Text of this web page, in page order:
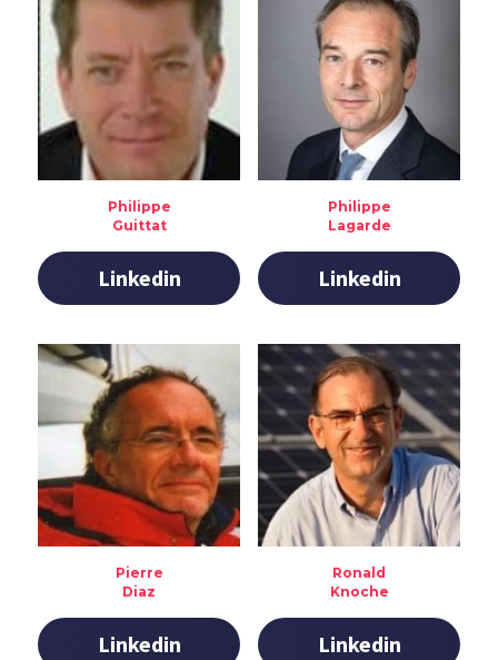
Philippe
Guittat
Linkedin
Philippe
Lagarde
Linkedin
Pierre
Diaz
Linkedin
Ronald
Knoche
Linkedin